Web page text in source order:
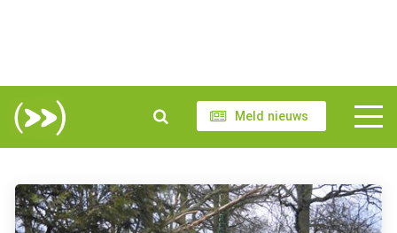
Meld nieuws